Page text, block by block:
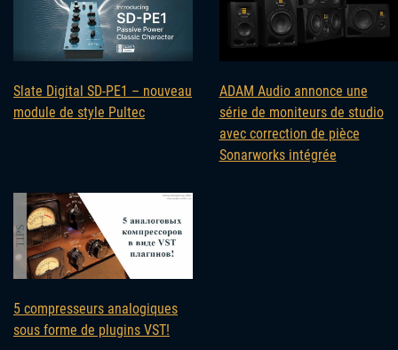
Slate Digital SD-PE1 – nouveau
module de style Pultec
ADAM Audio annonce une
série de moniteurs de studio
avec correction de pièce
Sonarworks intégrée
5 compresseurs analogiques
sous forme de plugins VST!